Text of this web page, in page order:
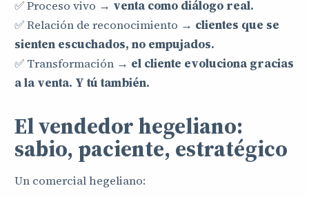
✅ Proceso vivo → venta como diálogo real.
✅ Relación de reconocimiento → clientes que se
sienten escuchados, no empujados.
✅ Transformación → el cliente evoluciona gracias
a la venta. Y tú también.
El vendedor hegeliano:
sabio, paciente, estratégico
Un comercial hegeliano: